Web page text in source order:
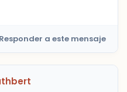
Responder a este mensaje